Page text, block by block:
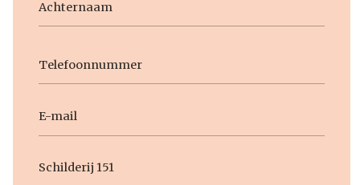
mail
titel